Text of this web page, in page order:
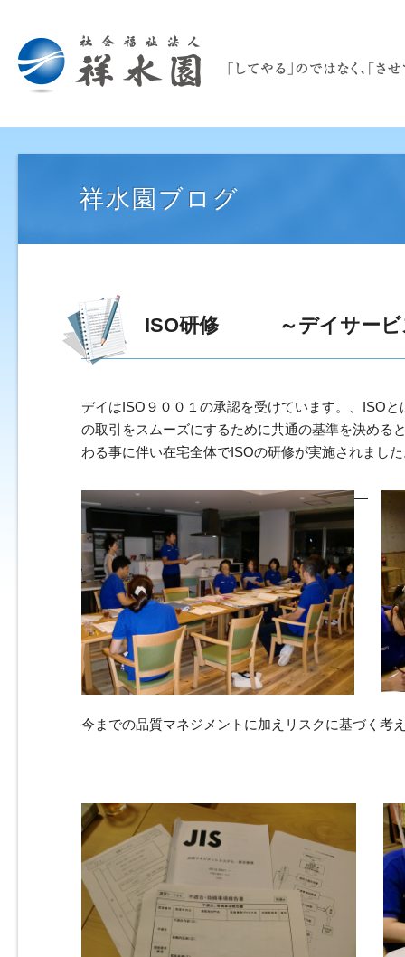
祥水園ブログ
ISO研修 ～デイサービ
デイはISO９００１の承認を受けています。、ISO
の取引をスムーズにするために共通の基準を決める
わる事に伴い在宅全体でISOの研修が実施されまし
今までの品質マネジメントに加えリスクに基づく考